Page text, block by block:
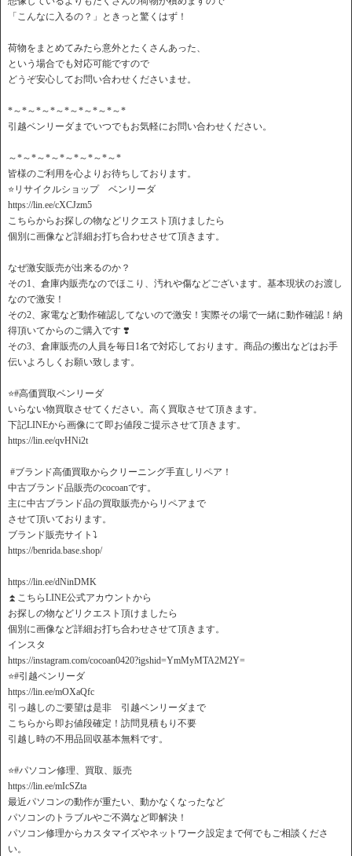
「こんなに入るの？」ときっと驚くはず！
荷物をまとめてみたら意外とたくさんあった、
という場合でも対応可能ですので
どうぞ安心してお問い合わせくださいませ。
*～*～*～*～*～*～*～*～*
引越ベンリーダまでいつでもお気軽にお問い合わせください。
～*～*～*～*～*～*～*～*
皆様のご利用を心よりお待ちしております。
⭐️リサイクルショップ ベンリーダ
https://lin.ee/cXCJzm5
こちらからお探しの物などリクエスト頂けましたら
個別に画像など詳細お打ち合わせさせて頂きます。
なぜ激安販売が出来るのか？
その1、倉庫内販売なのでほこり、汚れや傷などございます。基本現状のお渡し
なので激安！
その2、家電など動作確認してないので激安！実際その場で一緒に動作確認！納
得頂いてからのご購入です ❣️
その3、倉庫販売の人員を毎日1名で対応しております。商品の搬出などはお手
伝いよろしくお願い致します。
⭐️#高価買取ベンリーダ
いらない物買取させてください。高く買取させて頂きます。
下記LINEから画像にて即お値段ご提示させて頂きます。
https://lin.ee/qvHNi2t
️ #ブランド高価買取からクリーニング手直しリペア！
中古ブランド品販売のcocoanです。
主に中古ブランド品の買取販売からリペアまで
させて頂いております。
ブランド販売サイト⤵️
https://benrida.base.shop/
https://lin.ee/dNinDMK
⏫こちらLINE公式アカウントから
お探しの物などリクエスト頂けましたら
個別に画像など詳細お打ち合わせさせて頂きます。
インスタ
https://instagram.com/cocoan0420?igshid=YmMyMTA2M2Y=
⭐️#引越ベンリーダ
https://lin.ee/mOXaQfc
引っ越しのご要望は是非 引越ベンリーダまで
こちらから即お値段確定！訪問見積もり不要
引越し時の不用品回収基本無料です。
⭐️#パソコン修理、買取、販売
https://lin.ee/mIcSZta
最近パソコンの動作が重たい、動かなくなったなど
パソコンのトラブルやご不満など即解決！
パソコン修理からカスタマイズやネットワーク設定まで何でもご相談くださ
い。